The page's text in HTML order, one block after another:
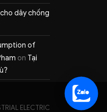
dây chống
of
on Tại
ELECTRIC